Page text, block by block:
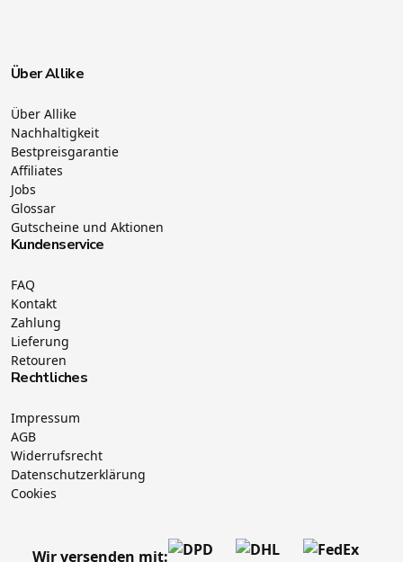
Über Allike
Über Allike
Nachhaltigkeit
Bestpreisgarantie
Affiliates
Jobs
Glossar
Gutscheine und Aktionen
Kundenservice
FAQ
Kontakt
Zahlung
Lieferung
Retouren
Rechtliches
Impressum
AGB
Widerrufsrecht
Datenschutzerklärung
Cookies
Wir versenden mit: